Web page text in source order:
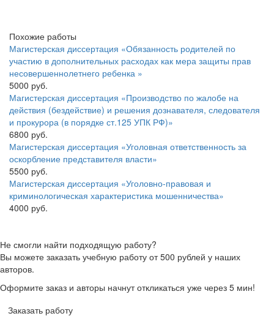
Похожие работы
Магистерская диссертация «Обязанность родителей по
участию в дополнительных расходах как мера защиты прав
несовершеннолетнего ребенка »
5000 руб.
Магистерская диссертация «Производство по жалобе на
действия (бездействие) и решения дознавателя, следователя
и прокурора (в порядке ст.125 УПК РФ)»
6800 руб.
Магистерская диссертация «Уголовная ответственность за
оскорбление представителя власти»
5500 руб.
Магистерская диссертация «Уголовно-правовая и
криминологическая характеристика мошенничества»
4000 руб.
Не смогли найти подходящую работу?
Вы можете заказать учебную работу от 500 рублей у наших
авторов.
Оформите заказ и авторы начнут откликаться уже через 5 мин!
Заказать работу